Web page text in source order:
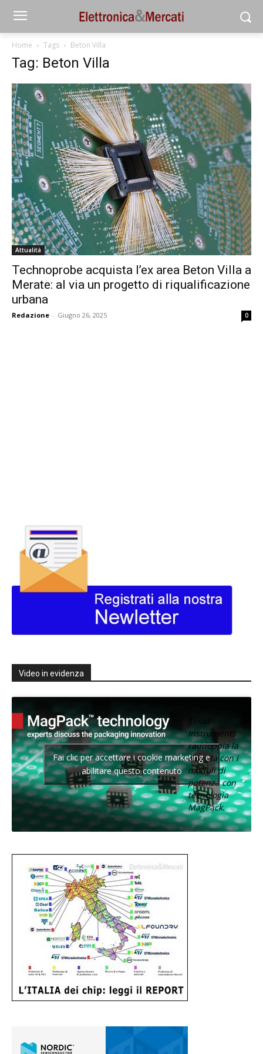
Home Tags Beton Villa
Tag: Beton Villa
Attualità
Technoprobe acquista l’ex area Beton Villa a
Merate: al via un progetto di riqualificazione
urbana
Redazione - Giugno 26, 2025 0
Video in evidenza
Texas
Instruments
raddoppia la
densità con i
moduli di
potenza con
tecnologia
MagPack.
Fai clic per accettare i cookie marketing e
abilitare questo contenuto